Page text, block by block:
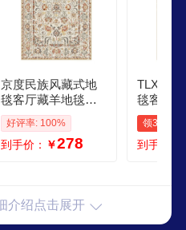
京度民族风藏式地
毯客厅藏羊地毯新
疆加厚仿羊绒复古
沙发茶几毯书房卧
复古 80120cm羊绒
好评率: 100%
到手价： ￥278
TLXT民
毯客厅
疆加厚
沙发茶
复古
领30元券
到手价：
介绍点击展开